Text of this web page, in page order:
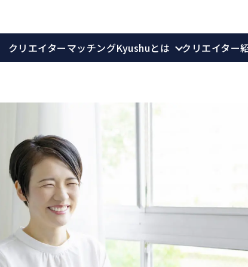
クリエイターマッチングKyushuとは クリエイター